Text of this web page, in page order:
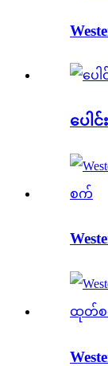
ပေါ